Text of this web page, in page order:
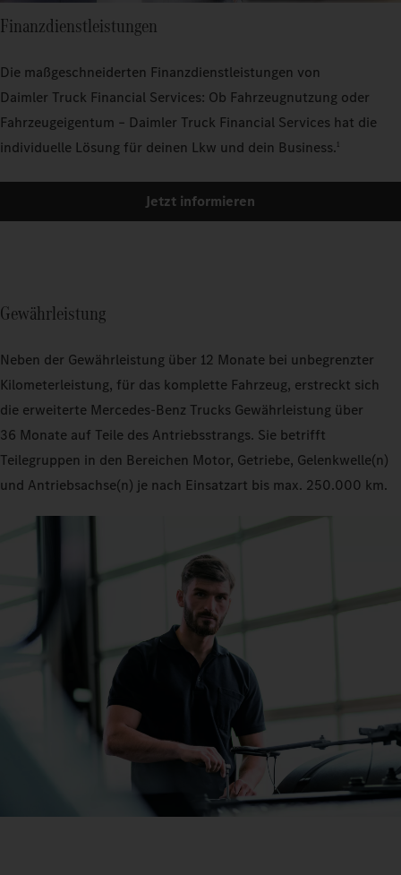
Finanzdienstleistungen
Die maßgeschneiderten Finanzdienstleistungen von
Daimler Truck Financial Services: Ob Fahrzeugnutzung oder
Fahrzeugeigentum – Daimler Truck Financial Services hat die
individuelle Lösung für deinen Lkw und dein Business.1
Jetzt informieren
Gewährleistung
Neben der Gewährleistung über 12 Monate bei unbegrenzter
Kilometerleistung, für das komplette Fahrzeug, erstreckt sich
die erweiterte Mercedes‑Benz Trucks Gewährleistung über
36 Monate auf Teile des Antriebsstrangs. Sie betrifft
Teilegruppen in den Bereichen Motor, Getriebe, Gelenkwelle(n)
und Antriebsachse(n) je nach Einsatzart bis max. 250.000 km.